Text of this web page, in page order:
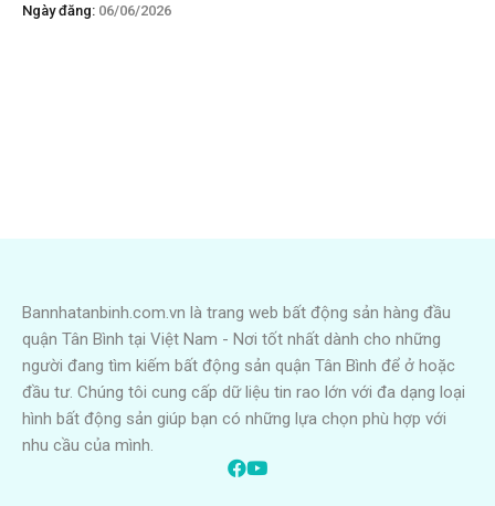
Ngày đăng: 06/06/2026
Bannhatanbinh.com.vn là trang web bất động sản hàng đầu
quận Tân Bình tại Việt Nam - Nơi tốt nhất dành cho những
người đang tìm kiếm bất động sản quận Tân Bình để ở hoặc
đầu tư. Chúng tôi cung cấp dữ liệu tin rao lớn với đa dạng loại
hình bất động sản giúp bạn có những lựa chọn phù hợp với
nhu cầu của mình.